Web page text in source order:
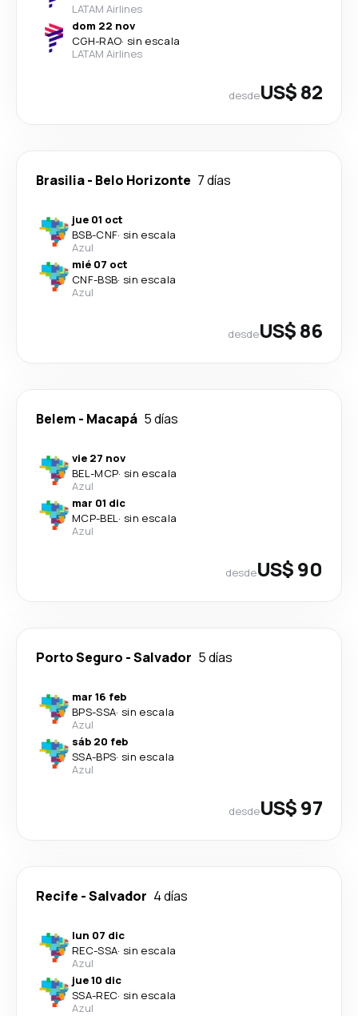
LATAM Airlines
dom 22 nov
CGH-RAO· sin escala
LATAM Airlines
desdeUS$ 82
Brasilia- Belo Horizonte 7 días
jue 01 oct
BSB-CNF· sin escala
Azul
mié 07 oct
CNF-BSB· sin escala
Azul
desdeUS$ 86
Belem - Macapá 5 días
vie 27 nov
BEL-MCP· sin escala
Azul
mar 01 dic
MCP-BEL· sin escala
Azul
desdeUS$ 90
Porto Seguro -Salvador 5 días
mar 16 feb
BPS-SSA· sin escala
Azul
sáb 20 feb
SSA-BPS· sin escala
Azul
desdeUS$ 97
Recife -Salvador 4 días
lun 07 dic
REC-SSA· sin escala
Azul
jue 10 dic
SSA-REC· sin escala
Azul